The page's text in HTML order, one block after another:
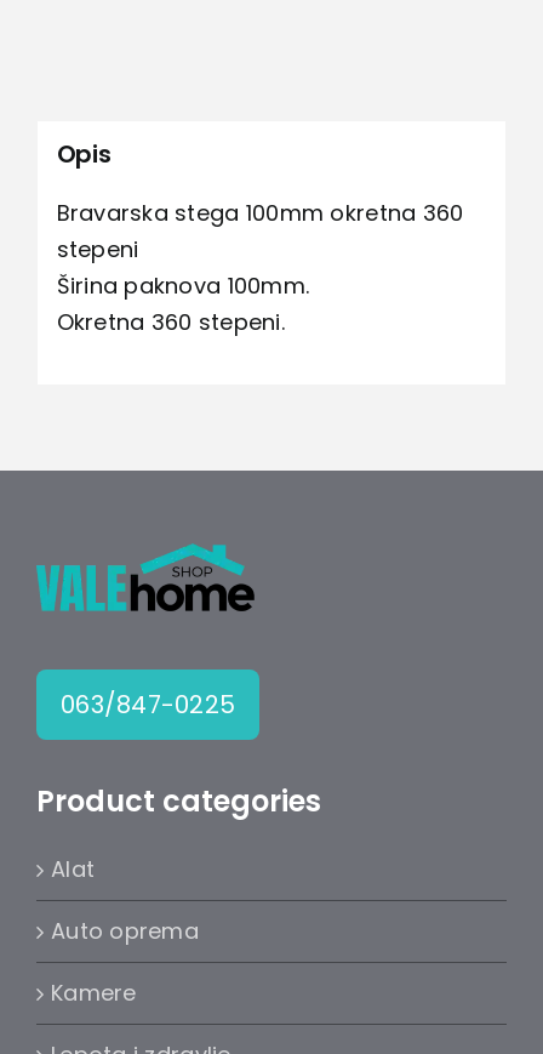
Opis
Bravarska stega 100mm okretna 360
stepeni
Širina paknova 100mm.
Okretna 360 stepeni.
063/847-0225
Product categories
Alat
Auto oprema
Kamere